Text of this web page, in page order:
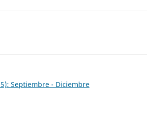
Septiembre - Diciembre